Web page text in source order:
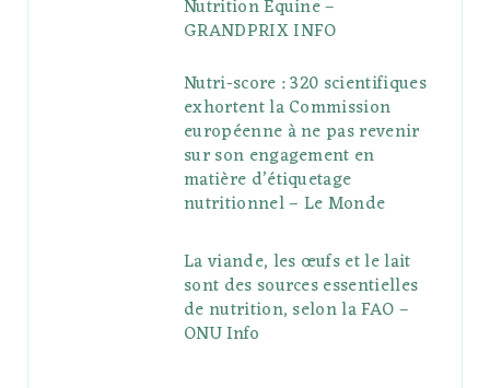
Nutrition Equine –
GRANDPRIX INFO
Nutri-score : 320 scientifiques
exhortent la Commission
européenne à ne pas revenir
sur son engagement en
matière d’étiquetage
nutritionnel – Le Monde
La viande, les œufs et le lait
sont des sources essentielles
de nutrition, selon la FAO –
ONU Info